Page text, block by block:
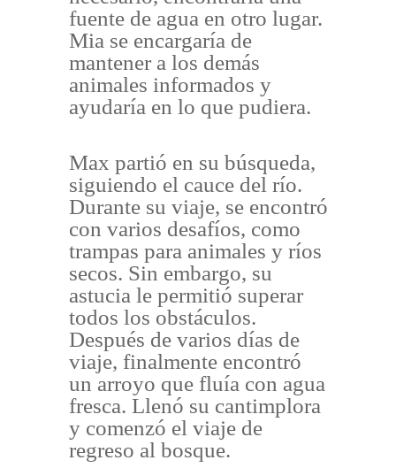
fuente de agua en otro lugar.
Mia se encargaría de
mantener a los demás
animales informados y
ayudaría en lo que pudiera.
Max partió en su búsqueda,
siguiendo el cauce del río.
Durante su viaje, se encontró
con varios desafíos, como
trampas para animales y ríos
secos. Sin embargo, su
astucia le permitió superar
todos los obstáculos.
Después de varios días de
viaje, finalmente encontró
un arroyo que fluía con agua
fresca. Llenó su cantimplora
y comenzó el viaje de
regreso al bosque.